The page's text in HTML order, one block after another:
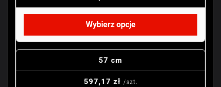
Wybierz opcje
57 cm
597,17 zł /szt.